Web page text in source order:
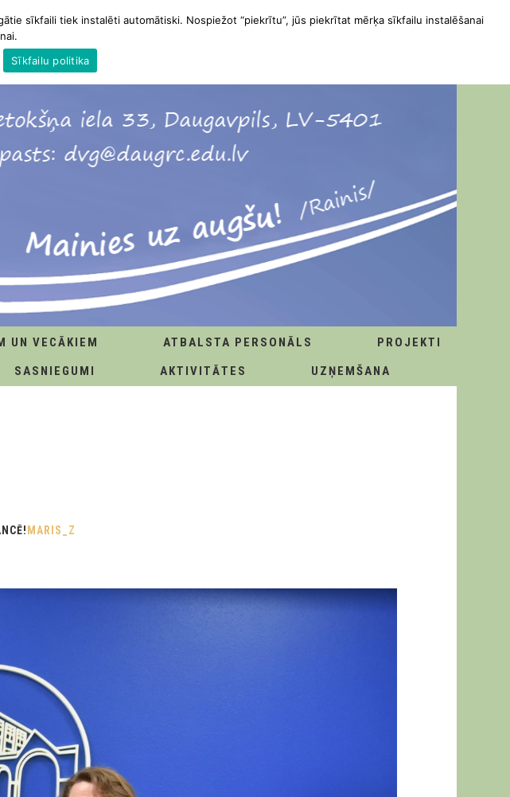
UN VECĀKIEM ATBALSTA PERSONĀLS
PROJEKTI
SASNIEGUMI AKTIVITĀTES UZŅEMŠANA
MARIS_Z
sīkfaili tiek instalēti automātiski. Nospiežot “piekrītu”, jūs piekrītat mērķa sīkfailu instalēšanai
Sīkfailu politika